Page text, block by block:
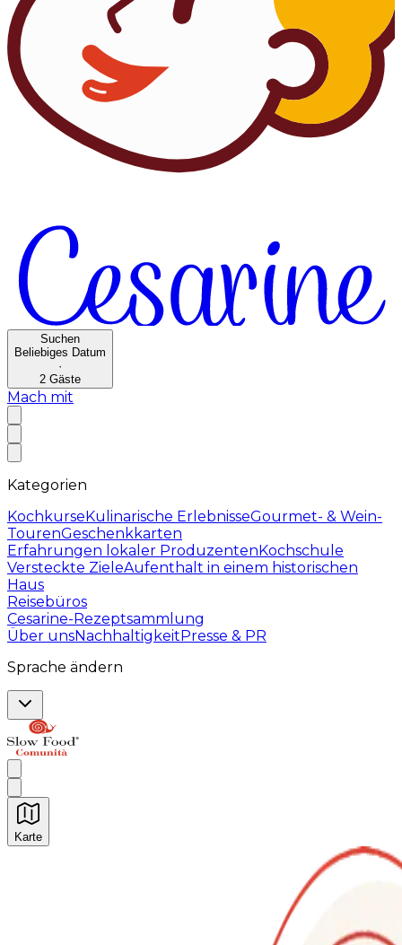
Suchen
Beliebiges Datum
·
2 Gäste
Mach mit
Kategorien
KochkurseKulinarische ErlebnisseGourmet- & Wein-
TourenGeschenkkarten
Erfahrungen lokaler ProduzentenKochschule
Versteckte ZieleAufenthalt in einem historischen
Haus
Reisebüros
Cesarine-Rezeptsammlung
Über unsNachhaltigkeitPresse & PR
Sprache ändern
Karte
Unvergessliche kulinarische Erlebnisse: